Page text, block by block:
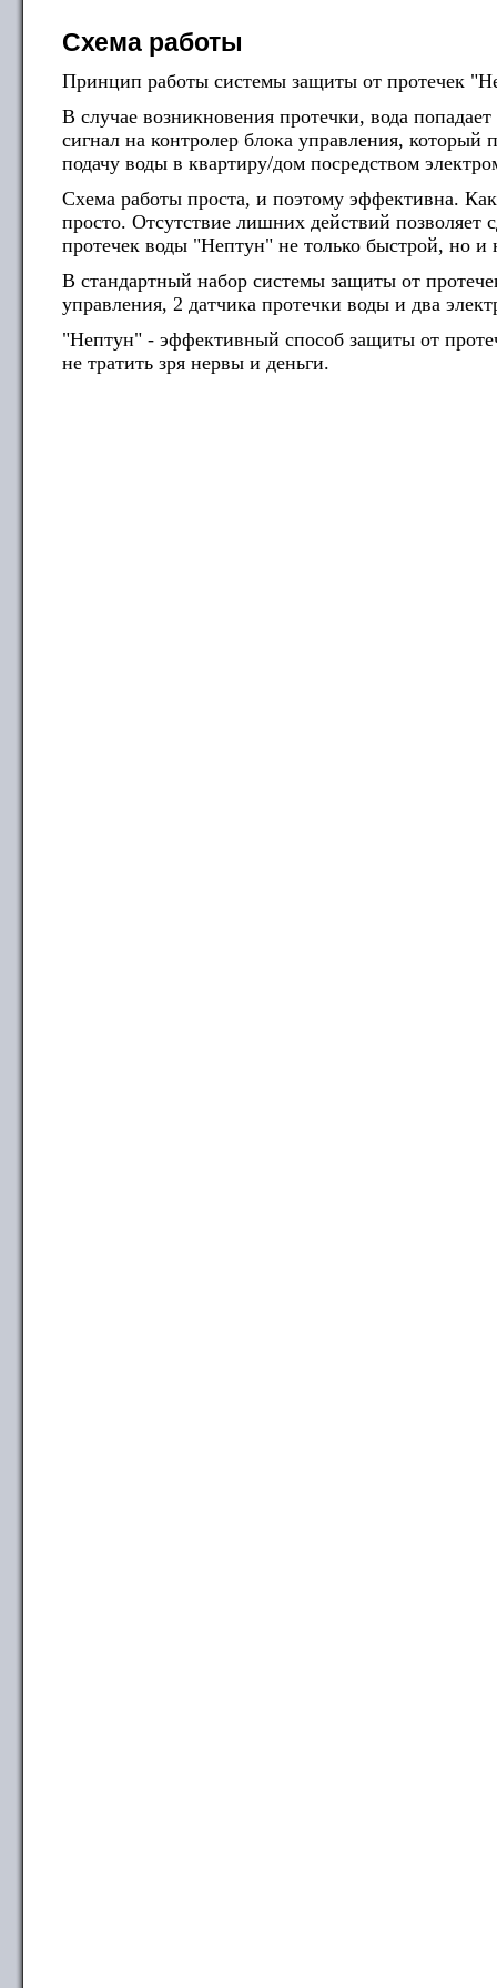
Схема работы
Принцип работы системы защиты от протечек
В случае возникновения протечки, вода
сигнал на контролер блока управления, который
подачу воды в квартиру/дом посредством
Схема работы проста, и поэтому эффективна. Как
просто. Отсутствие лишних действий позволяет
протечек воды "Нептун" не только быстрой, но и
В стандартный набор системы защиты от
управления, 2 датчика протечки воды и два
"Нептун" - эффективный способ защиты от
не тратить зря нервы и деньги.